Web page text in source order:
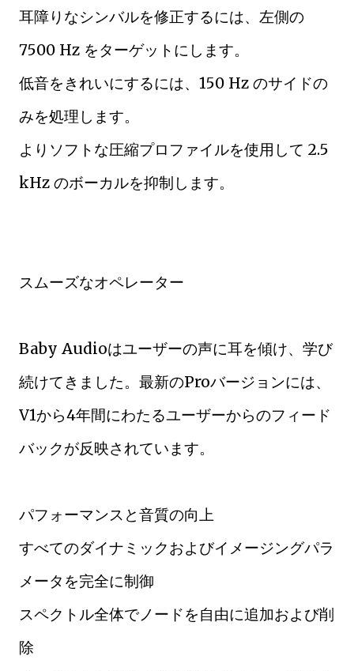
耳障りなシンバルを修正するには、左側の
7500 Hz をターゲットにします。
低音をきれいにするには、150 Hz のサイドの
みを処理します。
よりソフトな圧縮プロファイルを使用して 2.5
kHz のボーカルを抑制します。
スムーズなオペレーター
Baby Audioはユーザーの声に耳を傾け、学び
続けてきました。最新のProバージョンには、
V1から4年間にわたるユーザーからのフィード
バックが反映されています。
パフォーマンスと音質の向上
すべてのダイナミックおよびイメージングパラ
メータを完全に制御
スペクトル全体でノードを自由に追加および削
除